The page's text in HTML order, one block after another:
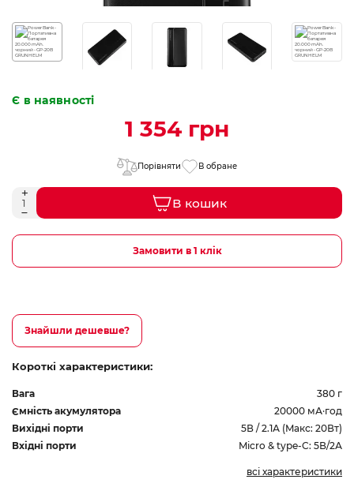
Є в наявності
1 354 грн
Порівняти В обране
В кошик
Замовити в 1 клік
Знайшли дешевше?
Короткі характеристики:
Вага
380 г
Ємність акумулятора
20000 мА·год
Вихідні порти
5В / 2.1А (Mакс: 20Вт)
Вхідні порти
Micro & type-C: 5В/2А
всі характеристики